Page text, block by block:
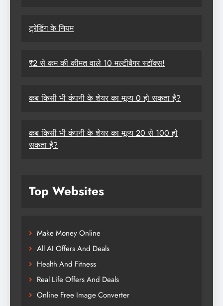
ट्रेडिंग के नियम
₹2 से कम की कीमत वाले 10 मल्टीबैगर स्टॉक्स!
कब किसी भी कंपनी के शेयर का मूल्य 0 हो सकता है?
कब किसी भी कंपनी के शेयर का मूल्य 20 से 100 हो
सकता है?
Top Websites
Make Money Online
All AI Offers And Deals
Health And Fitness
Real Life Offers And Deals
Online Free Image Converter